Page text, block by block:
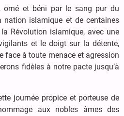
orné et béni par le sang pur du
islamique et de centaines
Révolution islamique, avec une
et le doigt sur la détente,
face à toute menace et agression
fidèles à notre pacte jusqu’à
journée propice et porteuse de
aux nobles âmes des